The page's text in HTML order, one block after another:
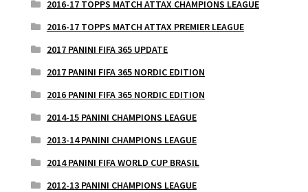
2016-17 TOPPS MATCH ATTAX CHAMPIONS LEAGUE
2016-17 TOPPS MATCH ATTAX PREMIER LEAGUE
2017 PANINI FIFA 365 UPDATE
2017 PANINI FIFA 365 NORDIC EDITION
2016 PANINI FIFA 365 NORDIC EDITION
2014-15 PANINI CHAMPIONS LEAGUE
2013-14 PANINI CHAMPIONS LEAGUE
2014 PANINI FIFA WORLD CUP BRASIL
2012-13 PANINI CHAMPIONS LEAGUE